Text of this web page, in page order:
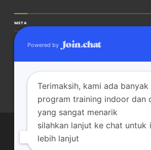
META
Masuk
WordPress.org
TENTANG KAMI
Powered by
Terimaksih, kami ada
program training indoor dan
yang sangat menarik
silahkan lanjut ke chat untuk
lebih lanjut